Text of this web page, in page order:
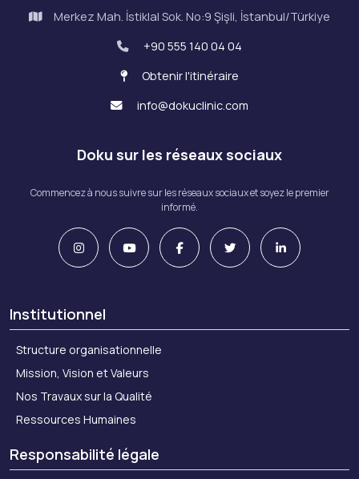
Merkez Mah. İstiklal Sok. No:9 Şişli, İstanbul/Türkiye
+90 555 140 04 04
Obtenir l'itinéraire
info@dokuclinic.com
Doku sur les réseaux sociaux
Commencez à nous suivre sur les réseaux sociaux et soyez le premier
informé.
Institutionnel
Structure organisationnelle
Mission, Vision et Valeurs
Nos Travaux sur la Qualité
Ressources Humaines
Responsabilité légale